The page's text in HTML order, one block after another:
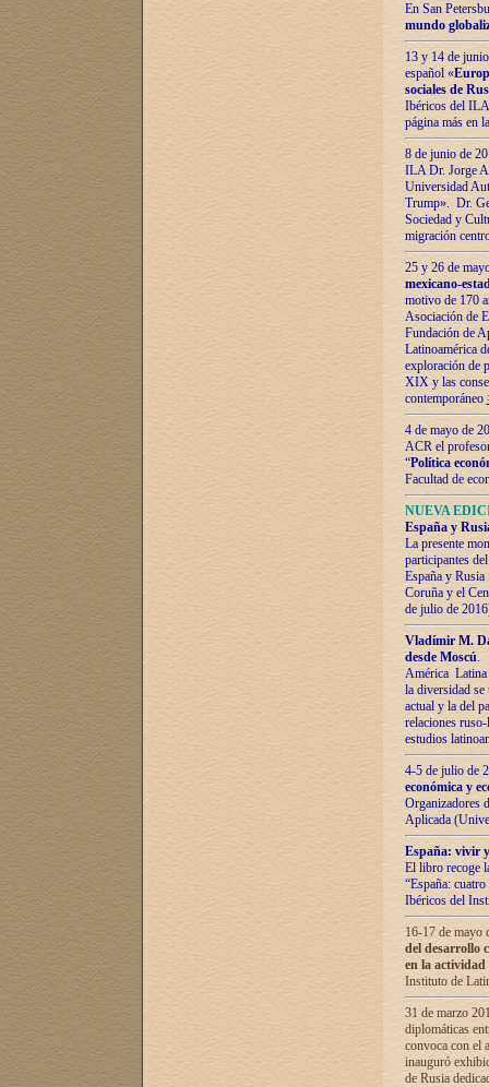
En San
mundo
13 y 14 de
español «
sociales de
Ibéricos del ILA
página más en
8 de junio de
ILA Dr. Jorge
Universidad
Trump». Dr.
Sociedad y
migración
25 y 26 de
mexicano-
motivo de 170
Asociación de
Fundación de
Latinoamérica
exploración de
XIX y las
contemporáneo
4 de mayo de
ACR el
“Política
Facultad de
NUEVA
España y
La presente
participantes
España y
Coruña y el
de julio de
Vladímir М.
desde Moscú.
América Latina
la diversidad
actual у lа del
relaciones
estudios
4-5 de julio de
económica y
Organizadores
Aplicada
España: vivir
El libro recoge
“España:
Ibéricos del
16-17 de mayo
del desarrollo
en la
Instituto de
31 de marzo
diplomáticas
convoca con el
inauguró
de Rusia